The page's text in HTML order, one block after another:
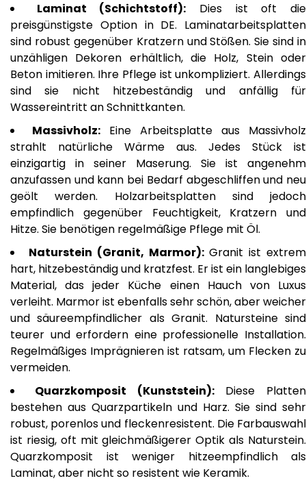
Laminat (Schichtstoff): Dies ist oft die
preisgünstigste Option in DE. Laminatarbeitsplatten
sind robust gegenüber Kratzern und Stößen. Sie sind in
unzähligen Dekoren erhältlich, die Holz, Stein oder
Beton imitieren. Ihre Pflege ist unkompliziert. Allerdings
sind sie nicht hitzebeständig und anfällig für
Wassereintritt an Schnittkanten.
Massivholz: Eine Arbeitsplatte aus Massivholz
strahlt natürliche Wärme aus. Jedes Stück ist
einzigartig in seiner Maserung. Sie ist angenehm
anzufassen und kann bei Bedarf abgeschliffen und neu
geölt werden. Holzarbeitsplatten sind jedoch
empfindlich gegenüber Feuchtigkeit, Kratzern und
Hitze. Sie benötigen regelmäßige Pflege mit Öl.
Naturstein (Granit, Marmor):Granit ist extrem
hart, hitzebeständig und kratzfest. Er ist ein langlebiges
Material, das jeder Küche einen Hauch von Luxus
verleiht. Marmor ist ebenfalls sehr schön, aber weicher
und säureempfindlicher als Granit. Natursteine sind
teurer und erfordern eine professionelle Installation.
Regelmäßiges Imprägnieren ist ratsam, um Flecken zu
vermeiden.
Quarzkomposit (Kunststein):Diese Platten
bestehen aus Quarzpartikeln und Harz. Sie sind sehr
robust, porenlos und fleckenresistent. Die Farbauswahl
ist riesig, oft mit gleichmäßigerer Optik als Naturstein.
Quarzkomposit ist weniger hitzeempfindlich als
Laminat, aber nicht so resistent wie Keramik.